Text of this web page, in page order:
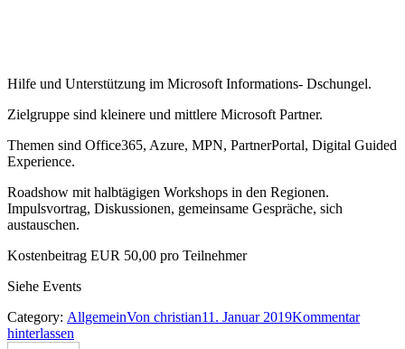
Hilfe und Unterstützung im Microsoft Informations- Dschungel.
Zielgruppe sind kleinere und mittlere Microsoft Partner.
Themen sind Office365, Azure, MPN, PartnerPortal, Digital Guided
Experience.
Roadshow mit halbtägigen Workshops in den Regionen.
Impulsvortrag, Diskussionen, gemeinsame Gespräche, sich
austauschen.
Kostenbeitrag EUR 50,00 pro Teilnehmer
Siehe Events
Category: AllgemeinVon christian11. Januar 2019Kommentar
hinterlassen